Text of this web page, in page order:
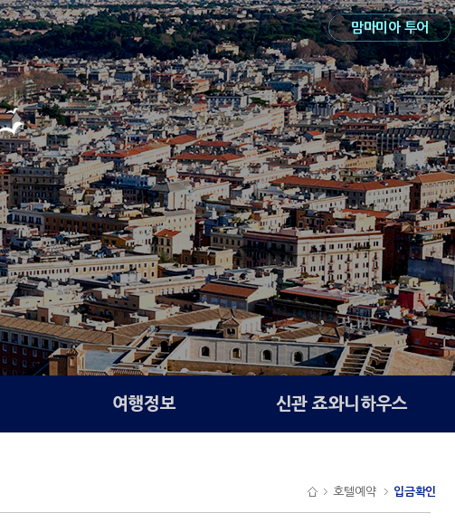
맘마미아 투어
여행정보 신관 죠와니하우스
호텔예약 입금확인